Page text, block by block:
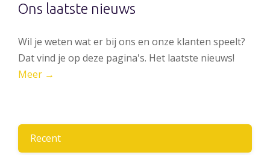
Ons laatste nieuws
Wil je weten wat er bij ons en onze klanten speelt?
Dat vind je op deze pagina's. Het laatste nieuws!
Meer →
Recent